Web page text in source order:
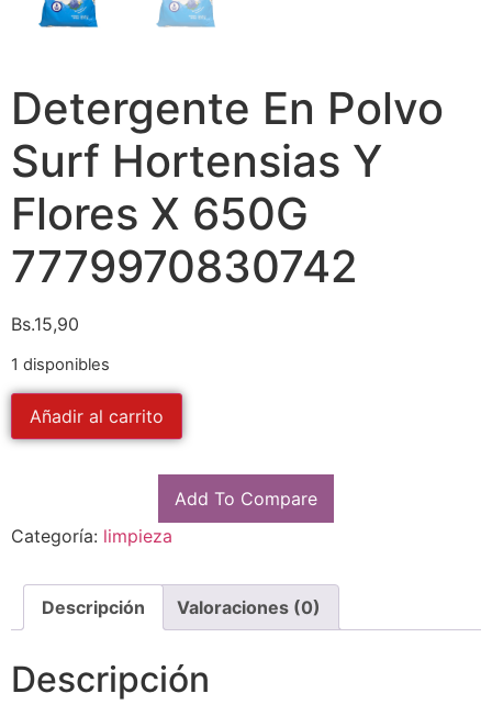
Detergente En Polvo
Surf Hortensias Y
Flores X 650G
7779970830742
Bs.15,90
1 disponibles
Añadir al carrito
Add To Compare
Categoría: limpieza
Descripción Valoraciones (0)
Descripción